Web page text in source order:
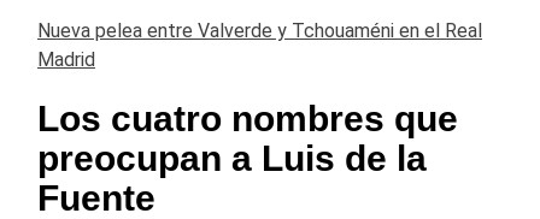
Nueva pelea entre Valverde y Tchouaméni en el Real
Madrid
Los cuatro nombres que
preocupan a Luis de la
Fuente